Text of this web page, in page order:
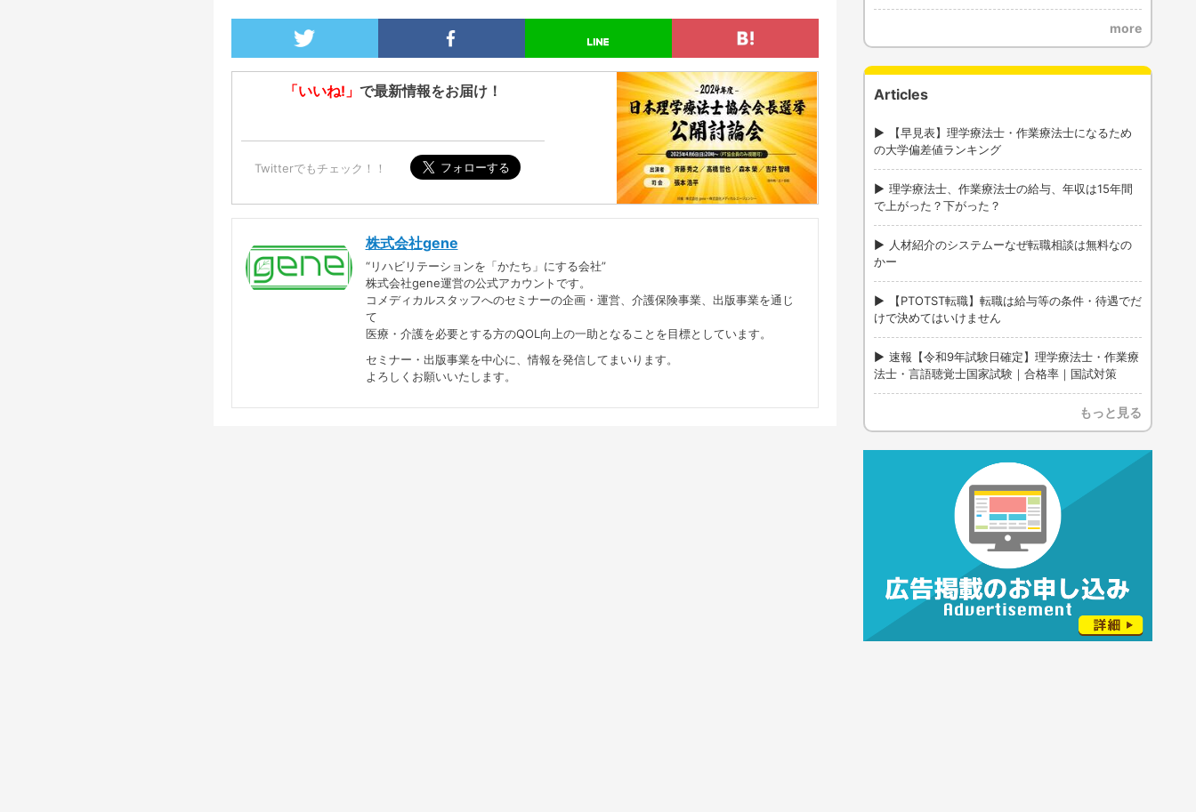
「いいね!」 で最新情報をお届け！
Twitterでもチェック！！
株式会社gene
“リハビリテーションを「かたち」にする会社”
株式会社gene運営の公式アカウントです。
コメディカルスタッフへのセミナーの企画・運営、介護保険事業、出版事業を通じ
て
医療・介護を必要とする方のQOL向上の一助となることを目標としています。
セミナー・出版事業を中心に、情報を発信してまいります。
よろしくお願いいたします。
more
Articles
【早見表】理学療法士・作業療法士になるため
の大学偏差値ランキング
理学療法士、作業療法士の給与、年収は15年間
で上がった？下がった？
人材紹介のシステムーなぜ転職相談は無料なの
かー
【PTOTST転職】転職は給与等の条件・待遇でだ
けで決めてはいけません
速報【令和9年試験日確定】理学療法士・作業療
法士・言語聴覚士国家試験｜合格率｜国試対策
もっと見る